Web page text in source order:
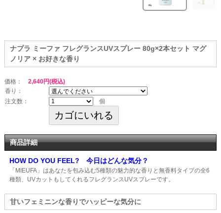
ナプラ ミーファ フレグランスUVスプレー 80g×2本セット マグ
ノリア × お好きな香り
価格： 2,640円(税込)
香り：
注文数：
個
商品詳細
HOW DO YOU FEEL? 今日はどんな気分？
「MIEUFA」はあなたを包み込む5種類の魅力的な香りと無香料タイプの全6
種類、UVカットもしてくれるフレグランスUVスプレーです。
甘いフェミニンな香りでハッピーな気分に